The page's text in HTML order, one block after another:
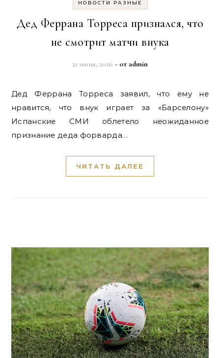
НОВОСТИ РАЗНЫЕ
Дед Феррана Торреса признался, что
не смотрит матчи внука
21 июня, 2026 - от admin
Дед Феррана Торреса заявил, что ему не
нравится, что внук играет за «Барселону»
Испанские СМИ облетело неожиданное
признание деда форварда…
ЧИТАТЬ ДАЛЕЕ